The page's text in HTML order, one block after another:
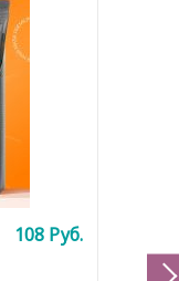
108 Руб.